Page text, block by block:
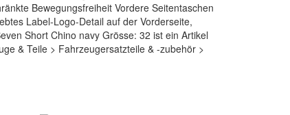
Bewegungsfreiheit Vordere Seitentaschen
Label-Logo-Detail auf der Vorderseite,
Short Chino navy Grösse: 32 ist ein Artikel
& Teile > Fahrzeugersatzteile & -zubehör >